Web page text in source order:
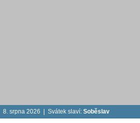
8. srpna 2026 | Svátek slaví: Soběslav